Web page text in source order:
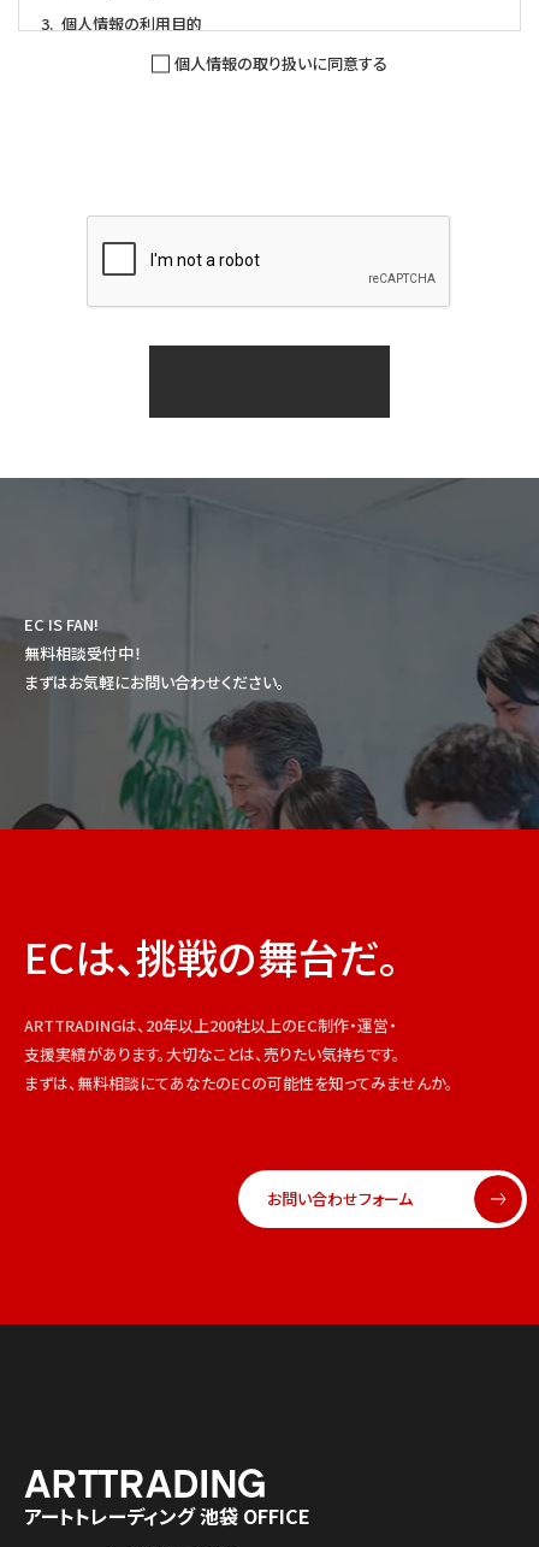
個人情報の利用目的
個人情報の開示等の請求
ご本人様は、当社に対してご自身の個人情報の開示等（利用目的の
通知、開示、内容の訂正・追加・削除、利用の停止または消去、第三
者への提供の停止）に関して、下記の当社問合わせ窓口に申し出る
ことができます。その際、当社はお客様ご本人を確認させていただい
土・日曜日、祝日、年末年始、ゴールデンウィーク期間は翌営業日以
きない場合があります。
個人情報の取り扱いに同意する
EC IS FAN!
無料相談受付中！
まずはお気軽にお問い合わせください。
ECは、挑戦の舞台だ。
ARTTRADINGは、20年以上200社以上のEC制作・運営・
支援実績があります。大切なことは、売りたい気持ちです。
まずは、無料相談にてあなたのECの可能性を知ってみませんか。
お問い合わせフォーム
アートトレーディング 池袋 OFFICE